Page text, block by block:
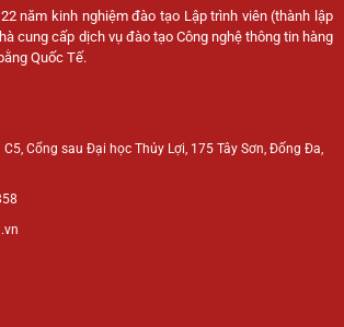
năm kinh nghiệm đào tạo Lập trình viên (thành lập
cung cấp dịch vụ đào tạo Công nghệ thông tin hàng
Quốc Tế.
Cổng sau Đại học Thủy Lợi, 175 Tây Sơn, Đống Đa,